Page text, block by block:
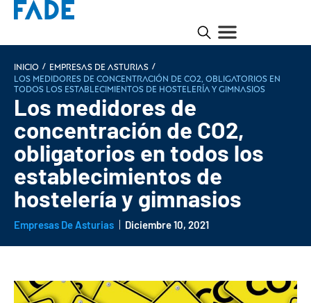
INICIO / Empresas de Asturias /
Los medidores de concentración de CO2, obligatorios en
todos los establecimientos de hostelería y gimnasios
Los medidores de
concentración de CO2,
obligatorios en todos los
establecimientos de
hostelería y gimnasios
Empresas De Asturias Diciembre 10, 2021